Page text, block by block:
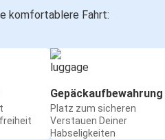
komfortablere Fahrt:
Gepäckaufbewahrung
Platz zum sicheren
Verstauen Deiner
Habseligkeiten